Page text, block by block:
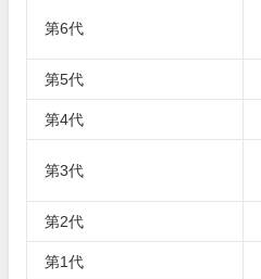
第6代
第5代
第4代
第3代
第2代
第1代